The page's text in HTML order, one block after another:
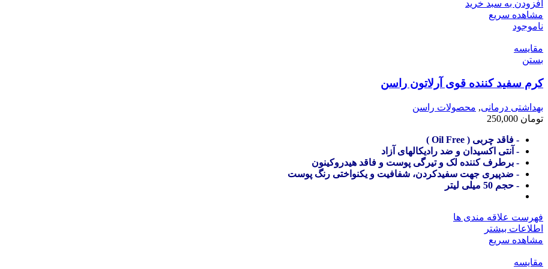
افزودن به سبد خرید
مشاهده سریع
ناموجود
مقایسه
بستن
کرم سفید کننده قوی آرلاتون راسن
بهداشتی درمانی, محصولات راسن
تومان
- فاقد چربی ( Oil Free )
- آنتی اکسیدان و ضد رادیکالهای آزاد
- برطرف کننده لک و تیرگی پوست و فاقد هیدروکینون
- ضدپیری جهت سفیدکردن، شفافیت و یکنواختی رنگ پوست
- حجم 50 میلی لیتر
فهرست علاقه مندی ها
اطلاعات بیشتر
مشاهده سریع
مقایسه